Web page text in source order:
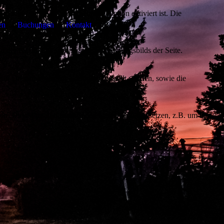
Buchungen Kontakt
wenn die entsprechende Option aktiviert ist. Die
Nachfrage angepassten Erscheinungsbilds der Seite.
Drittanbietern zur Verfügung gestellt werden, sowie die
Diese Drittanbieter können eigene Cookies setzen, z.B. um die